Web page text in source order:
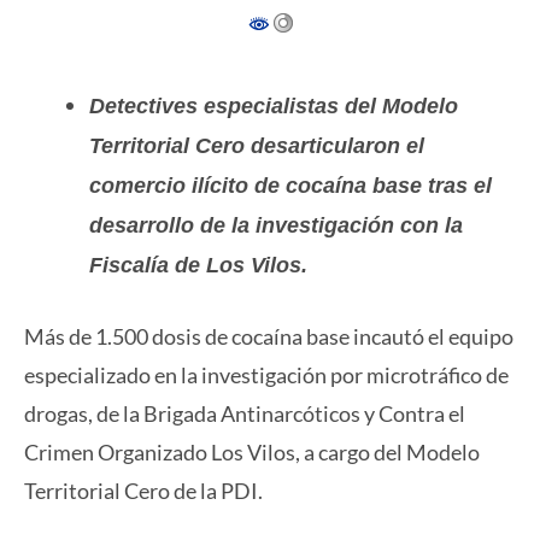
Detectives especialistas del Modelo
Territorial Cero desarticularon el
comercio ilícito de cocaína base tras el
desarrollo de la investigación con la
Fiscalía de Los Vilos.
Más de 1.500 dosis de cocaína base incautó el equipo
especializado en la investigación por microtráfico de
drogas, de la Brigada Antinarcóticos y Contra el
Crimen Organizado Los Vilos, a cargo del Modelo
Territorial Cero de la PDI.